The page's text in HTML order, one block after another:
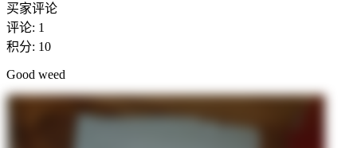
买家评论
评论: 1
积分: 10
Good weed